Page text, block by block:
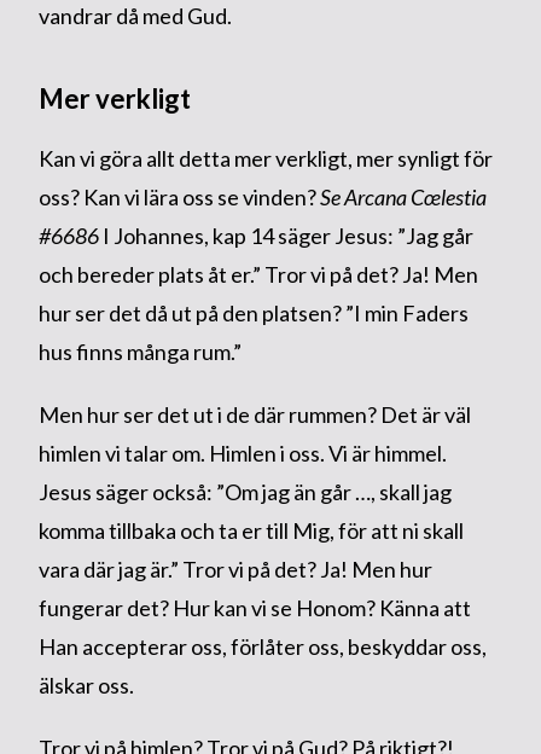
vandrar då med Gud.
Mer verkligt
Kan vi göra allt detta mer verkligt, mer synligt för
oss? Kan vi lära oss se vinden?SeArcana Cœlestia
#6686I Johannes, kap 14 säger Jesus: ”Jag går
och bereder plats åt er.” Tror vi på det? Ja! Men
hur ser det då ut på den platsen? ”I min Faders
hus finns många rum.”
Men hur ser det ut i de där rummen? Det är väl
himlen vi talar om. Himlen i oss. Vi är himmel.
Jesus säger också: ”Om jag än går …, skall jag
komma tillbaka och ta er till Mig, för att ni skall
vara där jag är.” Tror vi på det? Ja! Men hur
fungerar det? Hur kan vi se Honom? Känna att
Han accepterar oss, förlåter oss, beskyddar oss,
älskar oss.
Tror vi på himlen? Tror vi på Gud? På riktigt?!